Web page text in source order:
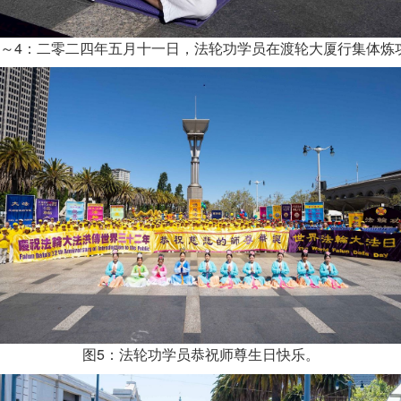
4：二零二四年五月十一日，法轮功学员在渡轮大厦行集体炼
图5：法轮功学员恭祝师尊生日快乐。